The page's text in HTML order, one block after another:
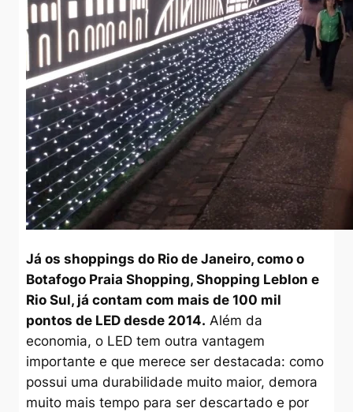
Já os shoppings do Rio de Janeiro, como o
Botafogo Praia Shopping, Shopping Leblon e
Rio Sul, já contam com mais de 100 mil
pontos de LED desde 2014. Além da
economia, o LED tem outra vantagem
importante e que merece ser destacada: como
possui uma durabilidade muito maior, demora
muito mais tempo para ser descartado e por